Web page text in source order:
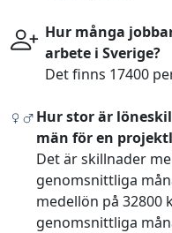
Hur många
arbete i Sverige?
Det finns 17400
Hur stor är
män för en
Det är skillnader
genomsnittliga
medellön på 32800
genomsnittliga